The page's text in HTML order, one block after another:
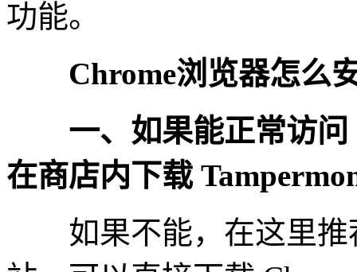
功能。
Chrome浏览器怎么
一、如果能正常访问
在商店内下载
如果不能，在这里推